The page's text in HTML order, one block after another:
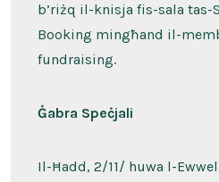
b’riżq il-knisja fis-sala tas-
Booking mingħand il-
fundraising.
Ġabra Speċjali
Il-Ħadd, 2/11/ huwa l-